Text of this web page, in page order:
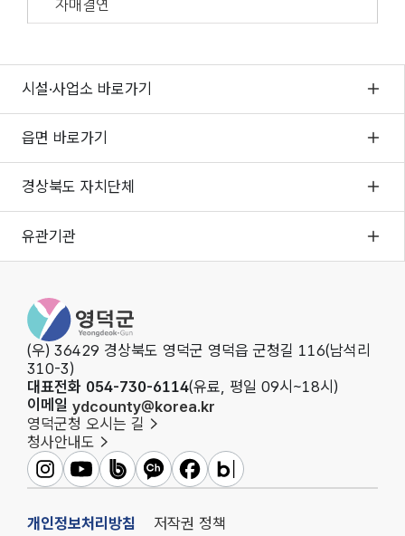
자매결연
시설·사업소 바로가기
읍면 바로가기
경상북도 자치단체
유관기관
영덕군청
(우) 36429 경상북도 영덕군 영덕읍 군청길 116(남석리
310-3)
대표전화 054-730-6114(유료, 평일 09시~18시)
이메일 ydcounty@korea.kr
영덕군청 오시는 길
청사안내도
영덕군인스타그램
영덕군유튜브영덕군밴드영덕군카카오채널
영덕군페이스북
영덕군블로그
개인정보처리방침 저작권 정책